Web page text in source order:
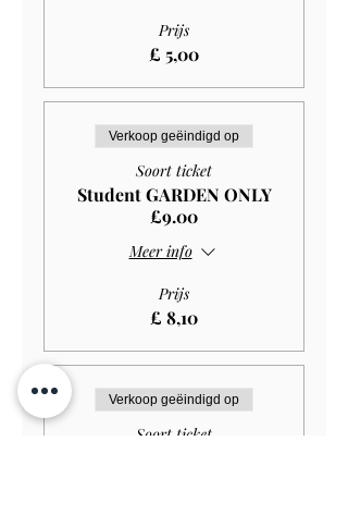
Prijs
£ 5,00
Verkoop geëindigd op
Soort ticket
Student GARDEN ONLY
£9.00
Meer info
Prijs
£ 8,10
Verkoop geëindigd op
Soort ticket